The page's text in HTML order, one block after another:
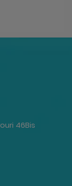
46Bis